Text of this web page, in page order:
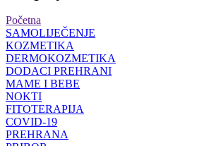
Početna
SAMOLIJEČENJE
KOZMETIKA
DERMOKOZMETIKA
DODACI PREHRANI
MAME I BEBE
NOKTI
FITOTERAPIJA
COVID-19
PREHRANA